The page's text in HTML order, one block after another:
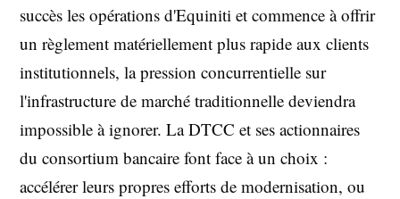
succès les opérations d'Equiniti et commence à offrir
un règlement matériellement plus rapide aux clients
institutionnels, la pression concurrentielle sur
l'infrastructure de marché traditionnelle deviendra
impossible à ignorer. La DTCC et ses actionnaires
du consortium bancaire font face à un choix :
accélérer leurs propres efforts de modernisation, ou